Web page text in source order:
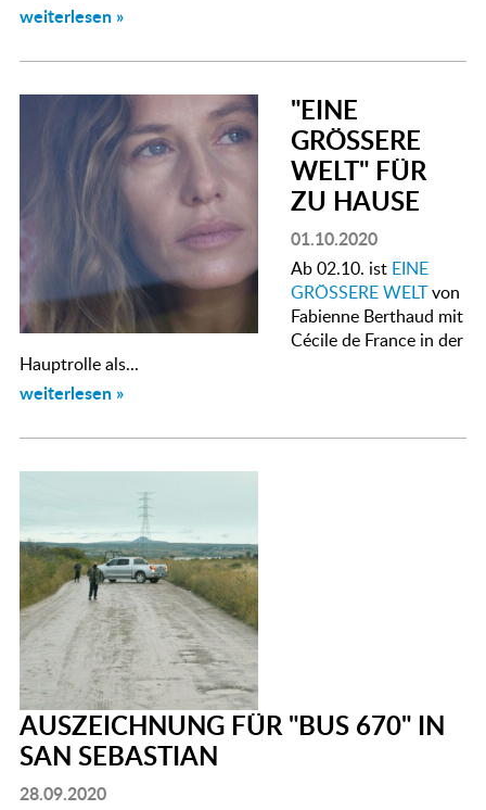
weiterlesen »
"EINE
GRÖSSERE
WELT" FÜR
ZU HAUSE
01.10.2020
Ab 02.10. istEINE
GRÖSSERE WELTvon
Fabienne Berthaud mit
Cécile de France in der
Hauptrolle als...
weiterlesen »
AUSZEICHNUNG FÜR "BUS 670" IN
SAN SEBASTIAN
28.09.2020